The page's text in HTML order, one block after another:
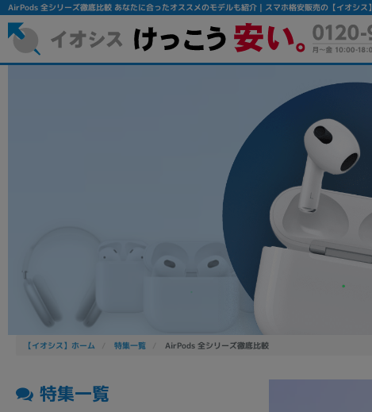
AirPods 全シリーズ徹底比較 あなたに合ったオススメのモデルも紹介 | スマホ格安販売の【イオシス】
【イオシス】ホーム 特集一覧 AirPods 全シリーズ徹底比較
特集一覧
人気の検索ワード： MacBook
シリーズ
dynabook LAVIE